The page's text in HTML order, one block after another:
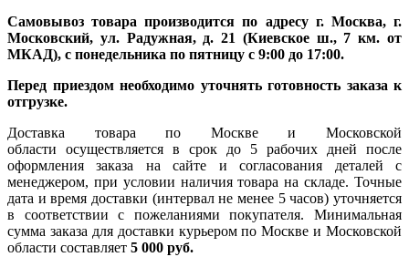
Самовывоз товара производится по адресу г. Москва, г.
Московский, ул. Радужная, д. 21 (Киевское ш., 7 км. от
МКАД), с понедельника по пятницу с 9:00 до 17:00.
Перед приездом необходимо уточнять готовность заказа к
отгрузке.
Доставка товара по Москве и Московской
области осуществляется в срок до 5 рабочих дней после
оформления заказа на сайте и согласования деталей с
менеджером, при условии наличия товара на складе. Точные
дата и время доставки (интервал не менее 5 часов) уточняется
в соответствии с пожеланиями покупателя. Минимальная
сумма заказа для доставки курьером по Москве и Московской
области составляет 5 000 руб.